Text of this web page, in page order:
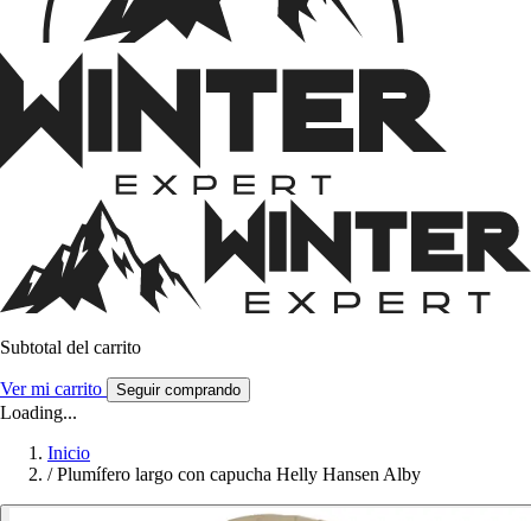
Subtotal del carrito
Ver mi carrito Seguir comprando
Loading...
Inicio
/ Plumífero largo con capucha Helly Hansen Alby